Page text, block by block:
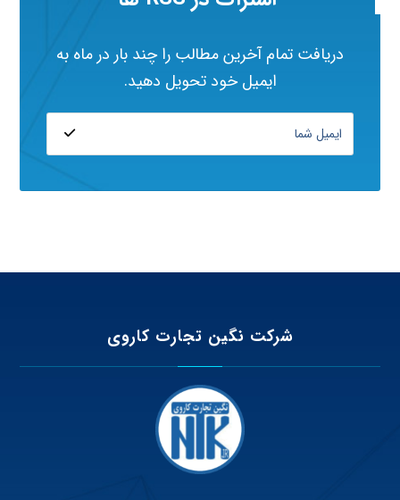
دریافت تمام آخرین مطالب را چند بار در ماه به
ایمیل خود تحویل دهید.
شرکت نگین تجارت کاروی